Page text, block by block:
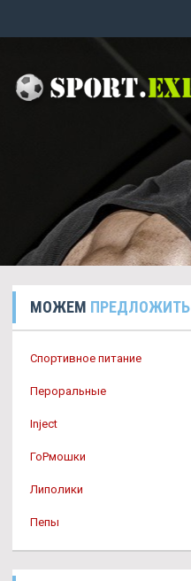
МОЖЕМ ПРЕДЛОЖИТЬ
Спортивное питание
Пероральные
Inject
ГоРмошки
Липолики
Пепы